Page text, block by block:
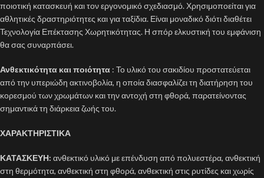
ποιοτική κατασκευή και τον εργονομικό σχεδιασμό. Χρησιμοποείται για
αθλητικές δραστηριότητες και για ταξίδια. Είναι μοναδικό διότι διαθέτει
Τεχνολογία Επέκτασης Χωρητικότητας. Η σπόρ ελκυστική του εμφάνιση
θα σας συναρπάσει.
Ανθεκτικότητα και ποιότητα : Το υλικό του σακιδίου προστατεύεται
από την υπεριώδη ακτινοβολία, η οποία διασφαλίζει τη διατήρηση του
κορεσμού των χρωμάτων και την αντοχή στη φθορά, παρατείνοντας
σημαντικά τη διάρκεια ζωής του.
ΧΑΡΑΚΤΗΡΙΣΤΙΚΑ
ΚΑΤΑΣΚΕΥΗ: ανθεκτικό υλικό με επένδυση από πολυεστέρα, ανθεκτική
στη θερμότητα, ανθεκτική στη φθορά, ανθεκτική στις ρυτίδες και χωρίς